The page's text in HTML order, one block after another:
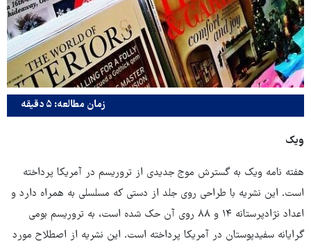
زمان مطالعه: ۵ دقیقه
ویک
هفته نامه ویک به گسترش موج جدیدی از تروریسم در آمریکا پرداخته
است. این نشریه با طراحی روی جلد از دستی که مسلسلی به همراه دارد و
اعداد نژادپرستانه ۱۴ و ۸۸ روی آن حک شده است، به تروریسم بومی
گرایانه سفیدپوستان در آمریکا پرداخته است. این نشریه از اصطلاح مورد